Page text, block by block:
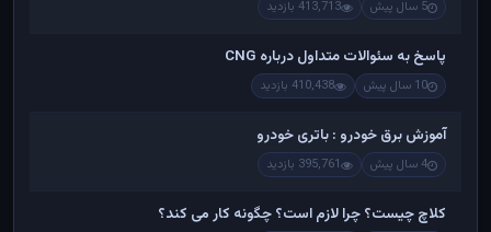
5 سال پیش 413,713 بازدید
پاسخ به سئوالات متداول درباره CNG
10 سال پیش 410,438 بازدید
آموزش برق خودرو : باتری خودرو
4 سال پیش 395,761 بازدید
کلاچ چیست؟ چرا لازم است؟ چگونه کار می کند؟